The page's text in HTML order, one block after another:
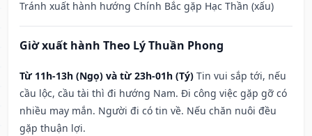
Tránh xuất hành hướng Chính Bắc gặp Hạc Thần (xấu)
Giờ xuất hành Theo Lý Thuần Phong
Từ 11h-13h (Ngọ) và từ 23h-01h (Tý) Tin vui sắp tới, nếu
cầu lộc, cầu tài thì đi hướng Nam. Đi công việc gặp gỡ có
nhiều may mắn. Người đi có tin về. Nếu chăn nuôi đều
gặp thuận lợi.